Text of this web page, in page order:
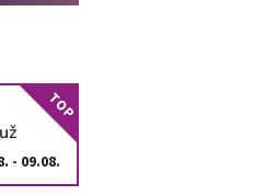
- 09.08.
TOP